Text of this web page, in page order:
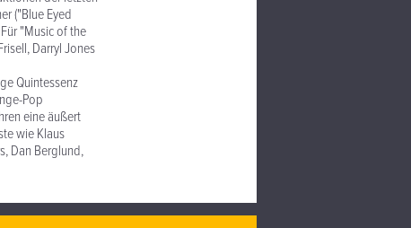
("Blue Eyed
"Music of the
Darryl Jones
Quintessenz
Pop
eine äußert
wie Klaus
Dan Berglund,